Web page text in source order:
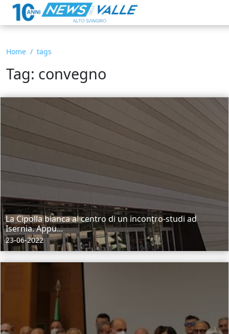
Home tags
Tag: convegno
La Cipolla bianca al centro di un incontro-studi ad
Isernia. Appu...
23-06-2022